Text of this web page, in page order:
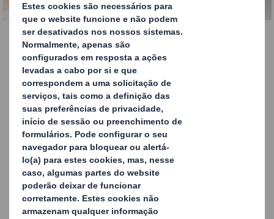
Reciclagem de Resíduos
em Fábricas
Os resíduos são um problema ambiental
crucial e um custo significativo para as
empresas que envolvem produção. Este é o
motivo pelo qual é importante ter um
parceiro de reciclagem e gestão de resíduos
industriais em que pode confiar.